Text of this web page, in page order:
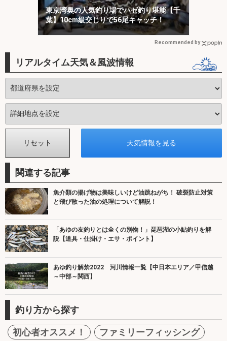
東京湾奥の人気釣り場でハゼ釣り堪能【千
葉】10cm級交じりで56尾キャッチ！
Recommended by
リアルタイム天気＆風波情報
関連する記事
魚介類の揚げ物は美味しいけど油跳ねがち！ 破裂防止対策
と飛び散った油の処理について解説！
「あゆの友釣りとは全くの別物！」琵琶湖の小鮎釣りを解
説【道具・仕掛け・エサ・ポイント】
あゆ釣り解禁2022 河川情報一覧【中日本エリア／甲信越
～中部～関西】
釣り方から探す
初心者オススメ！
ファミリーフィッシング